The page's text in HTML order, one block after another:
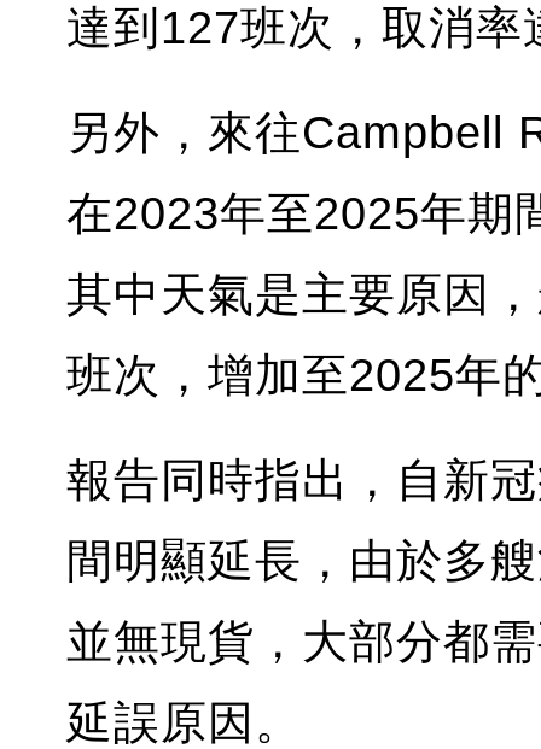
達到127班次，取消率
另外，來往Campbell
在2023年至2025年期
其中天氣是主要原因
班次，增加至2025年
報告同時指出，自新
間明顯延長，由於多
並無現貨，大部分都
延誤原因。